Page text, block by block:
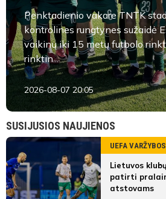
Penktadienio vakare TNTK
kontrolines rungtynes sužaidė
vaikinų iki 15 metų futbolo
rinktin...
2026-08-07 20:05
SUSIJUSIOS NAUJIENOS
UEFA VARŽYBOS
Lietuvos
patirti
atstovams